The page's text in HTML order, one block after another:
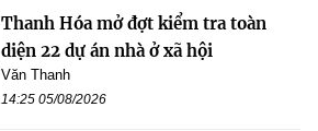
Thanh Hóa mở đợt kiểm tra toàn
diện 22 dự án nhà ở xã hội
Văn Thanh
14:25 05/08/2026